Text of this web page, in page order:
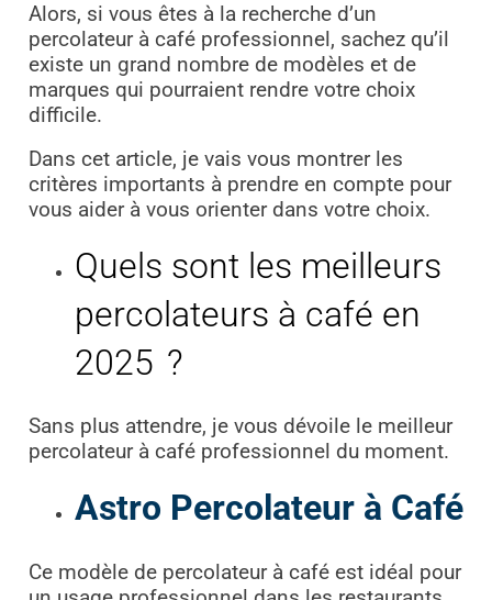
Alors, si vous êtes à la recherche d’un
percolateur à café professionnel, sachez qu’il
existe un grand nombre de modèles et de
marques qui pourraient rendre votre choix
difficile.
Dans cet article, je vais vous montrer les
critères importants à prendre en compte pour
vous aider à vous orienter dans votre choix.
Quels sont les meilleurs
percolateurs à café en
2025 ?
Sans plus attendre, je vous dévoile le meilleur
percolateur à café professionnel du moment.
Astro Percolateur à Café
Ce modèle de percolateur à café est idéal pour